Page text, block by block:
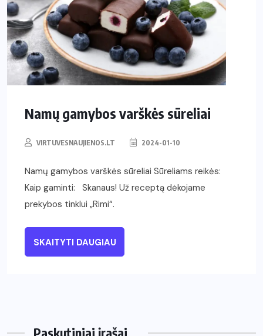
Namų gamybos varškės sūreliai
VIRTUVESNAUJIENOS.LT 2024-01-10
Namų gamybos varškės sūreliai Sūreliams reikės:
Kaip gaminti: Skanaus! Už receptą dėkojame
prekybos tinklui „Rimi“.
SKAITYTI DAUGIAU
Paskutiniai įrašai